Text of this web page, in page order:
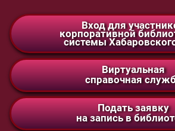
Вход для
корпоративной
системы
Виртуальная
справочная
Подать заявку
на запись в